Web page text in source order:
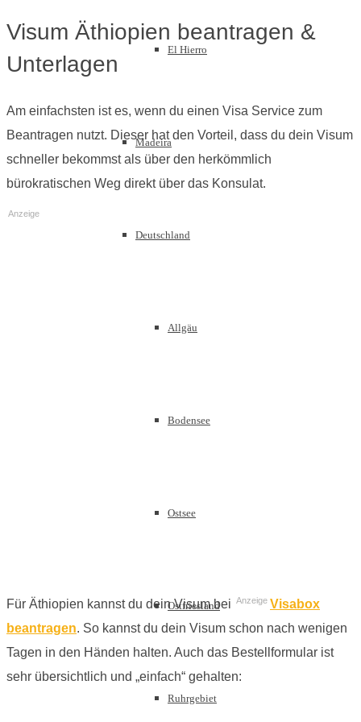
El Hierro
Madeira
Deutschland
Allgäu
Bodensee
Ostsee
Ostfriesland
Ruhrgebiet
Visum Äthiopien beantragen &
Unterlagen
Am einfachsten ist es, wenn du einen Visa Service zum
Beantragen nutzt. Dieser hat den Vorteil, dass du dein Visum
schneller bekommst als über den herkömmlich
bürokratischen Weg direkt über das Konsulat.
Anzeige
Für Äthiopien kannst du dein Visum bei Anzeige Visabox
beantragen. So kannst du dein Visum schon nach wenigen
Tagen in den Händen halten. Auch das Bestellformular ist
sehr übersichtlich und „einfach“ gehalten: